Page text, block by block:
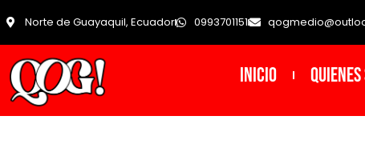
Norte de Guayaquil, Ecuador 0993701151
INICIO